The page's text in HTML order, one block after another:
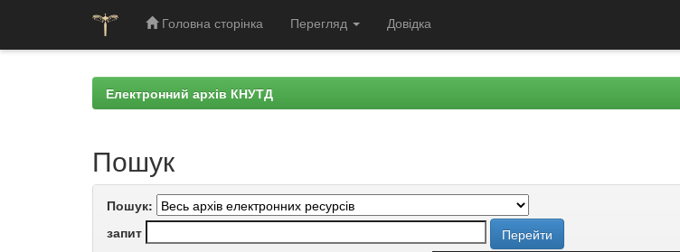
Головна сторінка Перегляд Довідка
Електронний архів КНУТД
Пошук
Пошук:
запит